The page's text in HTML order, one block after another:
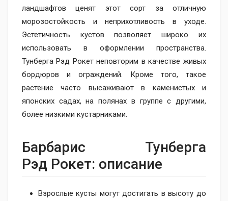
ландшафтов ценят этот сорт за отличную
морозостойкость и неприхотливость в уходе.
Эстетичность кустов позволяет широко их
использовать в оформлении пространства.
Тунберга Рэд Рокет неповторим в качестве живых
бордюров и ограждений. Кроме того, такое
растение часто высаживают в каменистых и
японских садах, на полянах в группе с другими,
более низкими кустарниками.
Барбарис Тунберга
Рэд Рокет: описание
Взрослые кусты могут достигать в высоту до